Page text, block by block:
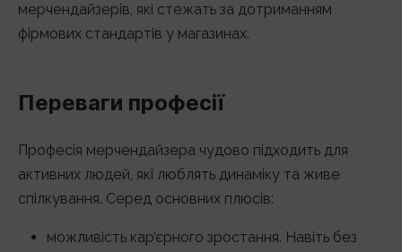
мерчендайзерів, які стежать за дотриманням
фірмових стандартів у магазинах.
Переваги професії
Професія мерчендайзера чудово підходить для
активних людей, які люблять динаміку та живе
спілкування. Серед основних плюсів:
можливість кар’єрного зростання. Навіть без